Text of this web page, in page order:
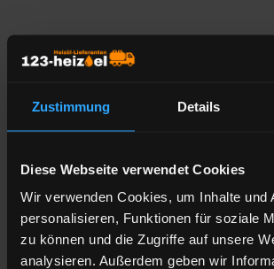
Zustimmung Details
Diese Webseite verwendet Cookies
Wir verwenden Cookies, um Inhalte und
personalisieren, Funktionen für soziale
zu können und die Zugriffe auf unsere
analysieren. Außerdem geben wir
Heizöl-Preisangebot für
Liefermenge
Anzahl derLieferstellen
Preis berechnen